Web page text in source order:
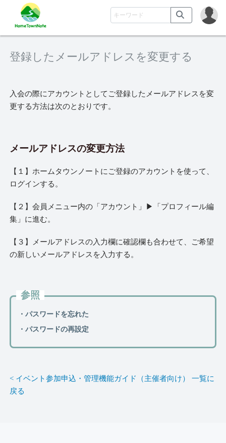
登録したメールアドレスを変更する
入会の際にアカウントとしてご登録したメールアドレスを変
更する方法は次のとおりです。
メールアドレスの変更方法
【１】ホームタウンノートにご登録のアカウントを使って、
ログインする。
【２】会員メニュー内の「アカウント」▶︎「プロフィール編
集」に進む。
【３】メールアドレスの入力欄に確認欄も合わせて、ご希望
の新しいメールアドレスを入力する。
参照
・パスワードを忘れた
・パスワードの再設定
< イベント参加申込・管理機能ガイド（主催者向け） 一覧に
戻る